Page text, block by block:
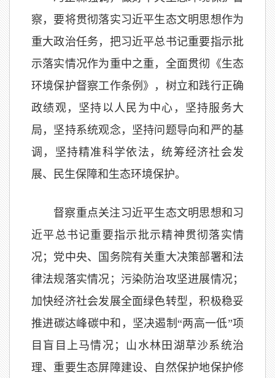
察，要将贯彻落实习近平生态文明思想作为
重大政治任务，把习近平总书记重要指示批
示落实情况作为重中之重，全面贯彻《生态
环境保护督察工作条例》，树立和践行正确
政绩观，坚持以人民为中心，坚持服务大
局，坚持系统观念，坚持问题导向和严的基
调，坚持精准科学依法，统筹经济社会发
展、民生保障和生态环境保护。
督察重点关注习近平生态文明思想和习
近平总书记重要指示批示精神贯彻落实情
况；党中央、国务院有关重大决策部署和法
律法规落实情况；污染防治攻坚进展情况；
加快经济社会发展全面绿色转型，积极稳妥
推进碳达峰碳中和，坚决遏制“两高一低”项
目盲目上马情况；山水林田湖草沙系统治
理、重要生态屏障建设、自然保护地保护修